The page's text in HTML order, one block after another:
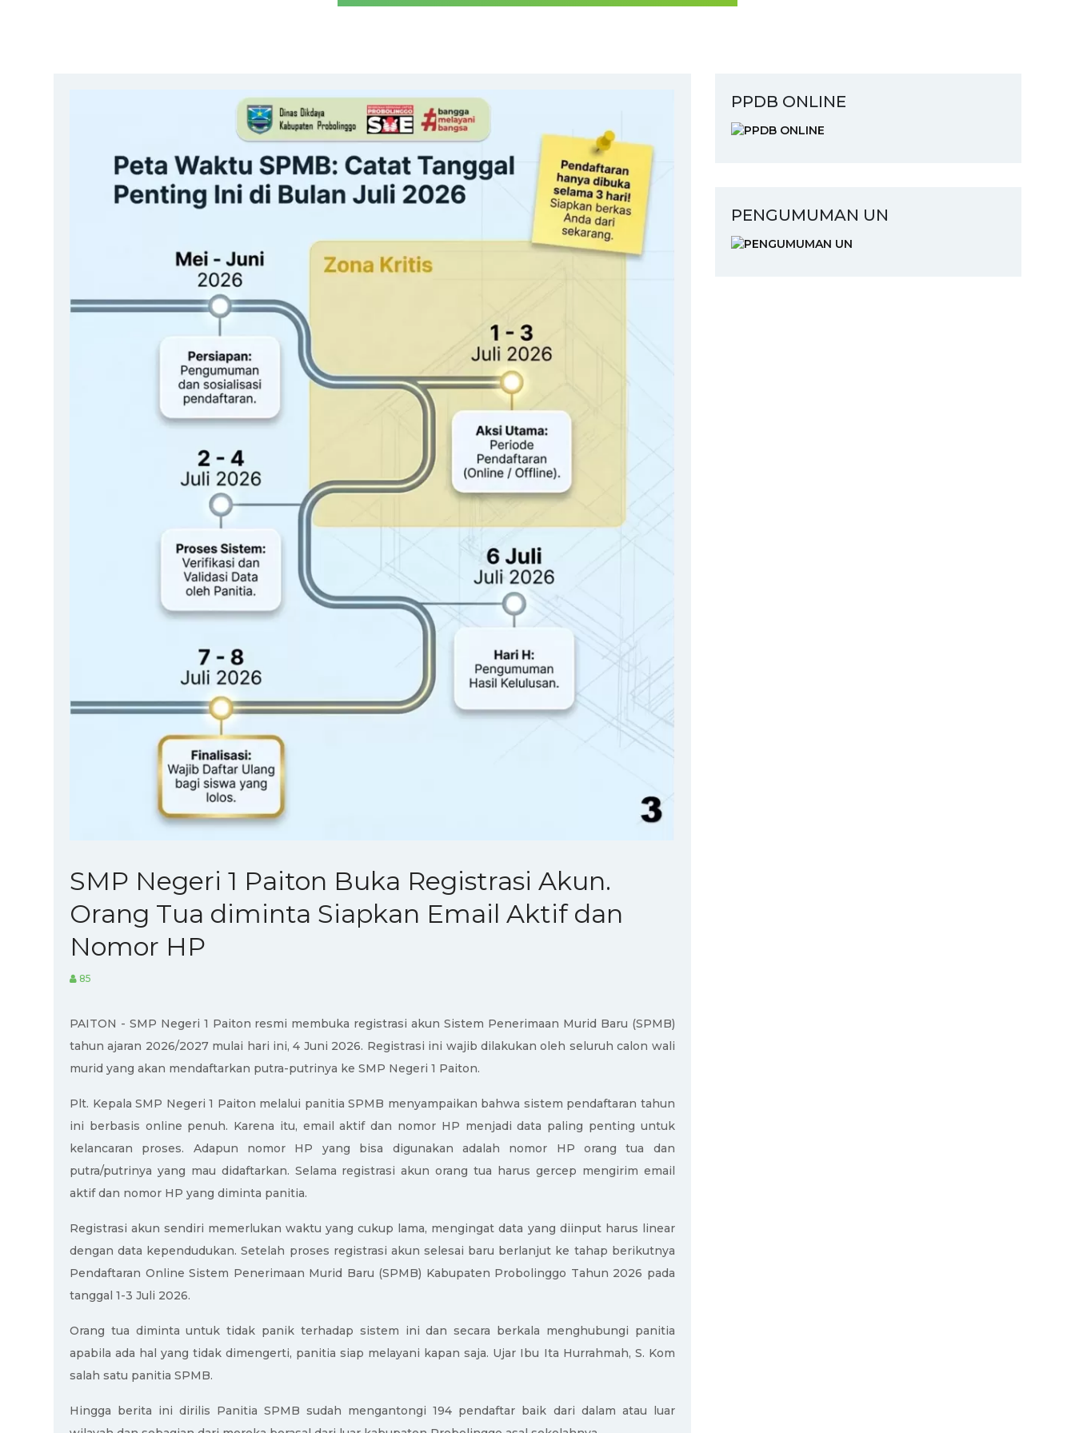
SMP Negeri 1 Paiton Buka Registrasi Akun.
Orang Tua diminta Siapkan Email Aktif dan
Nomor HP
85
PAITON - SMP Negeri 1 Paiton resmi membuka registrasi akun Sistem Penerimaan Murid Baru (SPMB)
tahun ajaran 2026/2027 mulai hari ini, 4 Juni 2026. Registrasi ini wajib dilakukan oleh seluruh calon wali
murid yang akan mendaftarkan putra-putrinya ke SMP Negeri 1 Paiton.
Plt. Kepala SMP Negeri 1 Paiton melalui panitia SPMB menyampaikan bahwa sistem pendaftaran tahun
ini berbasis online penuh. Karena itu, email aktif dan nomor HP menjadi data paling penting untuk
kelancaran proses. Adapun nomor HP yang bisa digunakan adalah nomor HP orang tua dan
putra/putrinya yang mau didaftarkan. Selama registrasi akun orang tua harus gercep mengirim email
aktif dan nomor HP yang diminta panitia.
Registrasi akun sendiri memerlukan waktu yang cukup lama, mengingat data yang diinput harus linear
dengan data kependudukan. Setelah proses registrasi akun selesai baru berlanjut ke tahap berikutnya
Pendaftaran Online Sistem Penerimaan Murid Baru (SPMB) Kabupaten Probolinggo Tahun 2026 pada
tanggal 1-3 Juli 2026.
Orang tua diminta untuk tidak panik terhadap sistem ini dan secara berkala menghubungi panitia
apabila ada hal yang tidak dimengerti, panitia siap melayani kapan saja. Ujar Ibu Ita Hurrahmah, S. Kom
salah satu panitia SPMB.
Hingga berita ini dirilis Panitia SPMB sudah mengantongi 194 pendaftar baik dari dalam atau luar
PPDB ONLINE
PENGUMUMAN UN